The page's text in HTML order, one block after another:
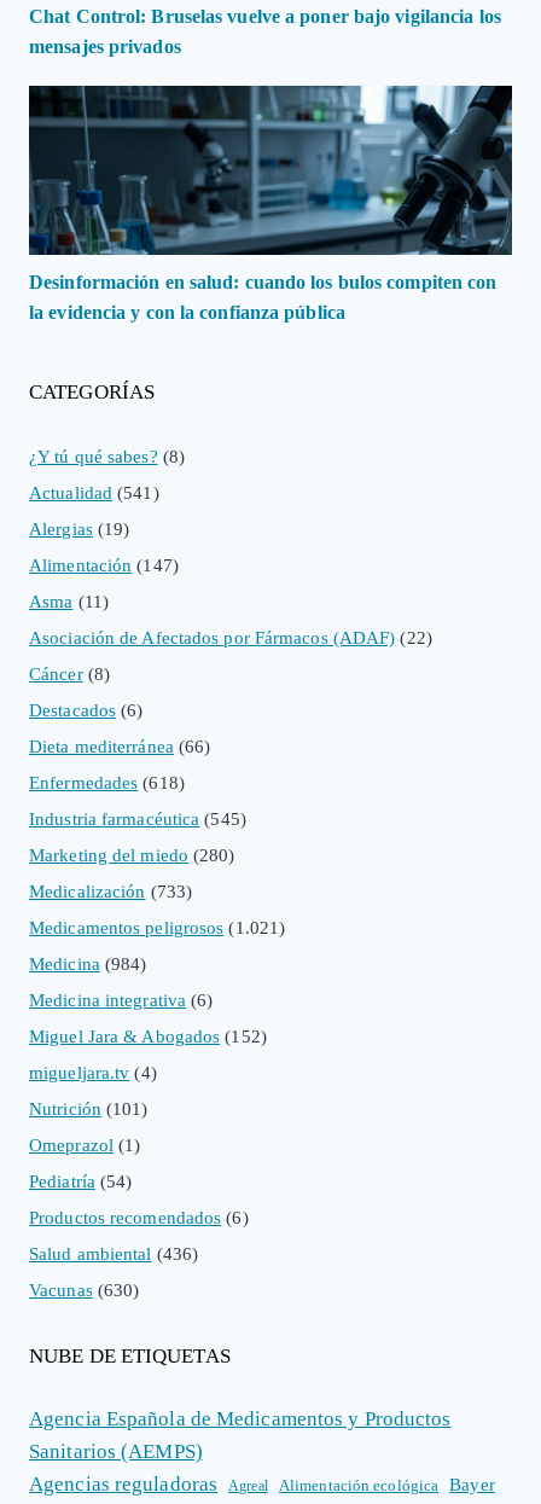
Chat Control: Bruselas vuelve a poner bajo vigilancia los
mensajes privados
Desinformación en salud: cuando los bulos compiten con
la evidencia y con la confianza pública
CATEGORÍAS
¿Y tú qué sabes? (8)
Actualidad (541)
Alergias(19)
Alimentación (147)
Asma (11)
Asociación de Afectados por Fármacos (ADAF) (22)
Cáncer(8)
Destacados (6)
Dieta mediterránea(66)
Enfermedades (618)
Industria farmacéutica (545)
Marketing del miedo (280)
Medicalización (733)
Medicamentos peligrosos (1.021)
Medicina(984)
Medicina integrativa (6)
Miguel Jara & Abogados (152)
migueljara.tv (4)
Nutrición(101)
Omeprazol(1)
Pediatría(54)
Productos recomendados (6)
Salud ambiental (436)
Vacunas(630)
NUBE DE ETIQUETAS
Agencia Española de Medicamentos y Productos
Sanitarios (AEMPS)
Agencias reguladoras
Agreal Alimentación ecológica Bayer